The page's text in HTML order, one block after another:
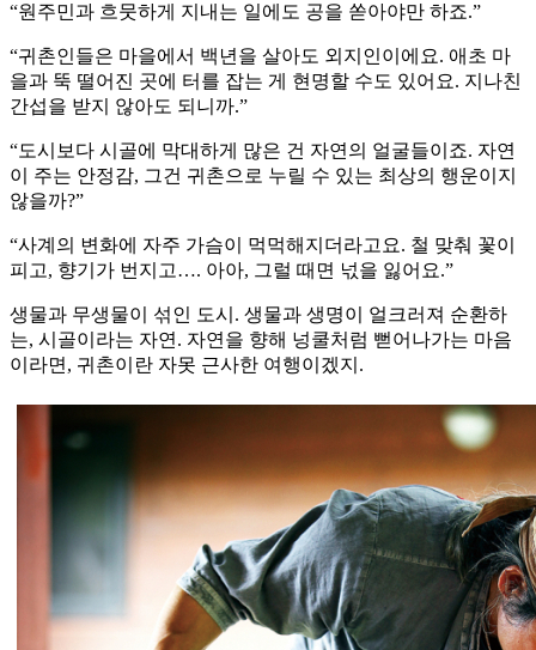
“원주민과 흐뭇하게 지내는 일에도 공을 쏟아야만 하죠.”
“귀촌인들은 마을에서 백년을 살아도 외지인이에요. 애초 마
을과 뚝 떨어진 곳에 터를 잡는 게 현명할 수도 있어요. 지나친
간섭을 받지 않아도 되니까.”
“도시보다 시골에 막대하게 많은 건 자연의 얼굴들이죠. 자연
이 주는 안정감, 그건 귀촌으로 누릴 수 있는 최상의 행운이지
않을까?”
“사계의 변화에 자주 가슴이 먹먹해지더라고요. 철 맞춰 꽃이
피고, 향기가 번지고…. 아아, 그럴 때면 넋을 잃어요.”
생물과 무생물이 섞인 도시. 생물과 생명이 얼크러져 순환하
는, 시골이라는 자연. 자연을 향해 넝쿨처럼 뻗어나가는 마음
이라면, 귀촌이란 자못 근사한 여행이겠지.